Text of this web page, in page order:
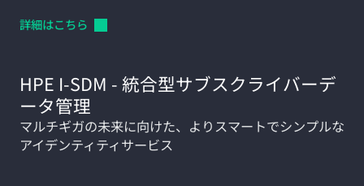
詳細はこちら
HPE I-SDM - 統合型サブスクライバーデ
ータ管理
マルチギガの未来に向けた、よりスマートでシンプルな
アイデンティティサービス